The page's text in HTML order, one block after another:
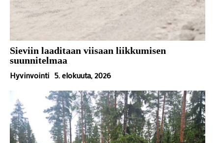
Sieviin laaditaan viisaan liikkumisen
suunnitelmaa
Hyvinvointi 5. elokuuta, 2026